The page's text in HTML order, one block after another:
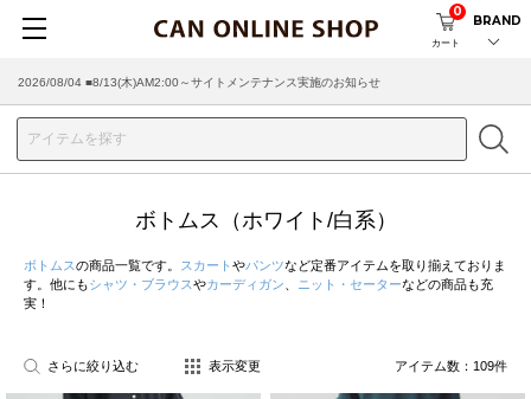
カート
0
BRAND
2026/07/29 ■【お知らせ】ヤマト運輸の配送遅延・停止について
ボトムス（ホワイト/白系）
ボトムスの商品一覧です。 スカート やパンツなど定番アイテムを取り揃えておりま
す。他にもシャツ・ブラウスやカーディガン ニット・セーターなどの商品も充
実！
さらに絞り込む 表示変更 アイテム数： 109件